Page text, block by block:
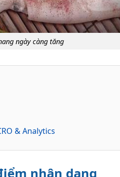
ngày càng tăng
& Analytics
nhận dạng